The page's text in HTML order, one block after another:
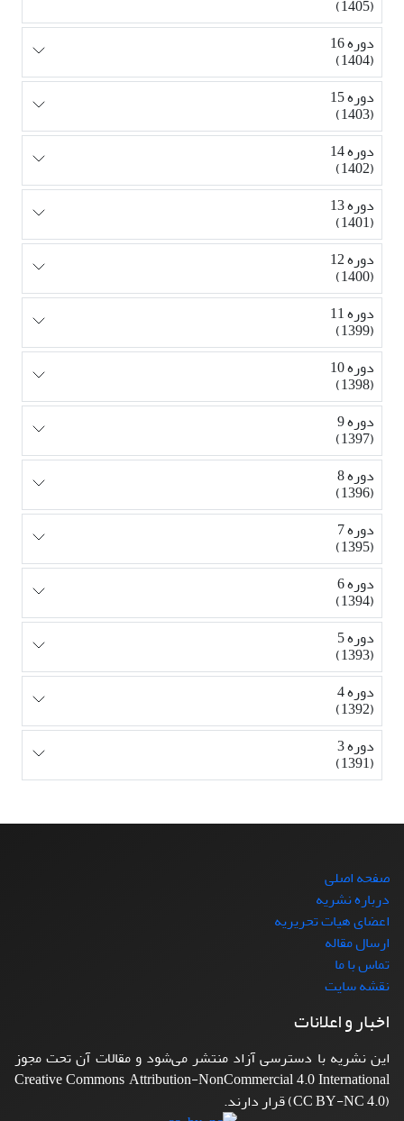
(1405)
دوره 16
(1404)
دوره 15
(1403)
دوره 14
(1402)
دوره 13
(1401)
دوره 12
(1400)
دوره 11
(1399)
دوره 10
(1398)
دوره 9
(1397)
دوره 8
(1396)
دوره 7
(1395)
دوره 6
(1394)
دوره 5
(1393)
دوره 4
(1392)
دوره 3
(1391)
صفحه اصلی
درباره نشریه
اعضای هیات تحریریه
ارسال مقاله
تماس با ما
نقشه سایت
اخبار و اعلانات
این نشریه با دسترسی آزاد منتشر می‌شود و مقالات آن تحت مجوز
Creative Commons Attribution-NonCommercial 4.0 International
(CC BY-NC 4.0) قرار دارند.